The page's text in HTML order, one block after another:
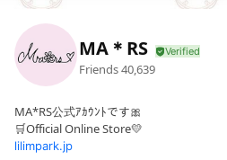
MA＊RS
Friends40,639
MA*RS公式ｱｶｳﾝﾄです🎀
🛒Official Online Store💛
lilimpark.jp